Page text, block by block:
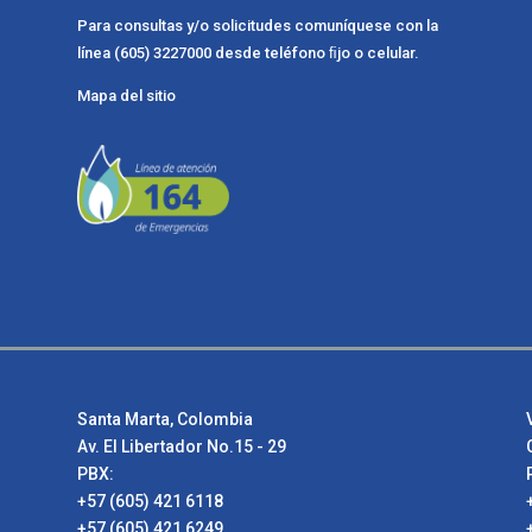
Para consultas y/o solicitudes comuníquese con la
línea (605) 3227000 desde teléfono ﬁjo o celular.
Mapa del sitio
Santa Marta, Colombia
Av. El Libertador No.15 - 29
PBX:
+57 (605) 421 6118
+57 (605) 421 6249